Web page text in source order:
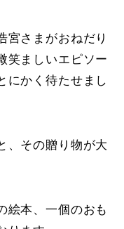
宮さまがおねだり
笑ましいエピソー
にかく待たせまし
、その贈り物が大
絵本、一個のおも